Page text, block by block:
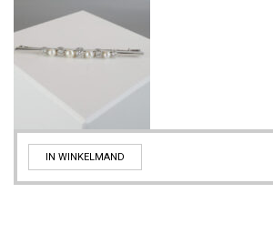
IN WINKELMAND